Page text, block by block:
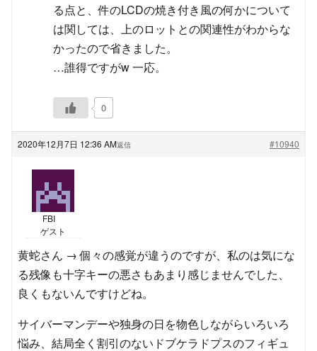
る点と、件のLCDの焼き付き風の何かについて
は関しては、上のロットとの関連性がわからな
かったので省きました。
…誰得ですがw 一応。
0
2020年12月7日 12:36 AM #10940
返信
FBI
ゲスト
黄蛇さん → 個々の感覚が違うのですが、私のは気にな
る残像も十字キーの悪さもあまり感じませんでした、
良くもないんですけどね。
サイバーマンデーや独身の日を物色しながらいろいろ
悩み、結局全く割引のないドブケラドプスのフィギュ